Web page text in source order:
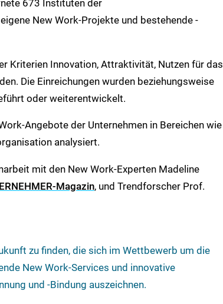
673 Instituten der
New Work-Projekte und bestehende -
Kriterien Innovation, Attraktivität, Nutzen für das
Die Einreichungen wurden beziehungsweise
oder weiterentwickelt.
Angebote der Unternehmen in Bereichen wie
analysiert.
mit den New Work-Experten Madeline
Magazin, und Trendforscher Prof.
zu finden, die sich im Wettbewerb um die
New Work-Services und innovative
und -Bindung auszeichnen.